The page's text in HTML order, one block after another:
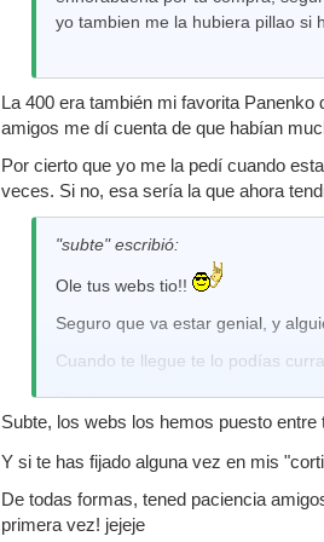
Por otra parte es que las
dejado de darle vueltas a todas
batería electrónica, y más aún
Además, es que el otro día era
hacer mejor compra y no tener
podido dudar en aumentar
también la mía.
Otras opciones mejores que
todavía a otros 200€ más, y eso
Así que "el nuevo reto" en que
que con aquél de 4 ruedas, si
buenos amigos. De nuevo:
yo tambien me la hubiera pillao si
La 400 era también mi favorita
amigos me dí cuenta de que habían
Por cierto que yo me la pedí cuando
veces. Si no, esa sería la que ahora
"subte" escribió:
Ole tus webs tio!!
Seguro que va estar genial, y
Cuando te llegue te lo podías
Suerte.
Subte, los webs los hemos puesto
Y si te has fijado alguna vez en mis
De todas formas, tened paciencia
primera vez! jejeje